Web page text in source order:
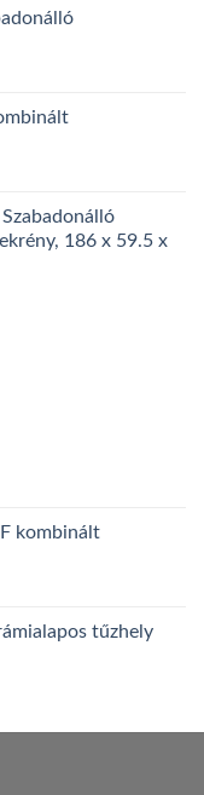
Ft. 186 x 59.5 x
kombinált
tűzhely
Ft.